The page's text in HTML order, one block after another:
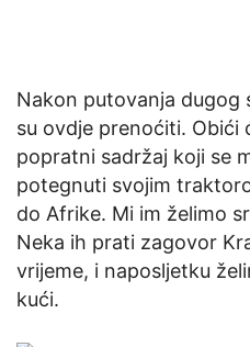
Nakon putovanja dugog
su ovdje prenoćiti. Obići
popratni sadržaj koji se
potegnuti svojim
do Afrike. Mi im želimo
Neka ih prati zagovor
vrijeme, i naposljetku
kući.